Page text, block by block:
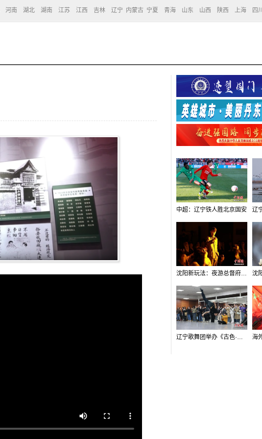
河南 湖北 湖南 江苏 江西 吉林 辽宁 内蒙古 宁夏 青海 山东 山西 陕西 上海 四川
中超：辽宁铁人胜北京国安
沈阳新玩法：夜游总督府，当一回“赴宴者”
辽宁歌舞团举办《古色·国宝辽宁》排练开放日活动